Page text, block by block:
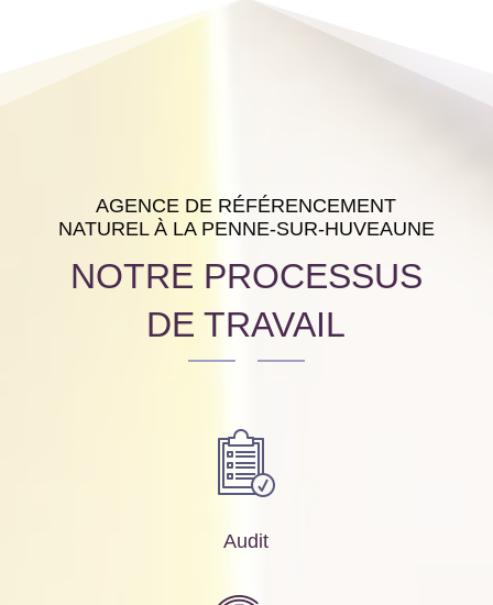
AGENCE DE RÉFÉRENCEMENT
NATUREL À LA PENNE-SUR-HUVEAUNE
NOTRE PROCESSUS
DE TRAVAIL
Audit